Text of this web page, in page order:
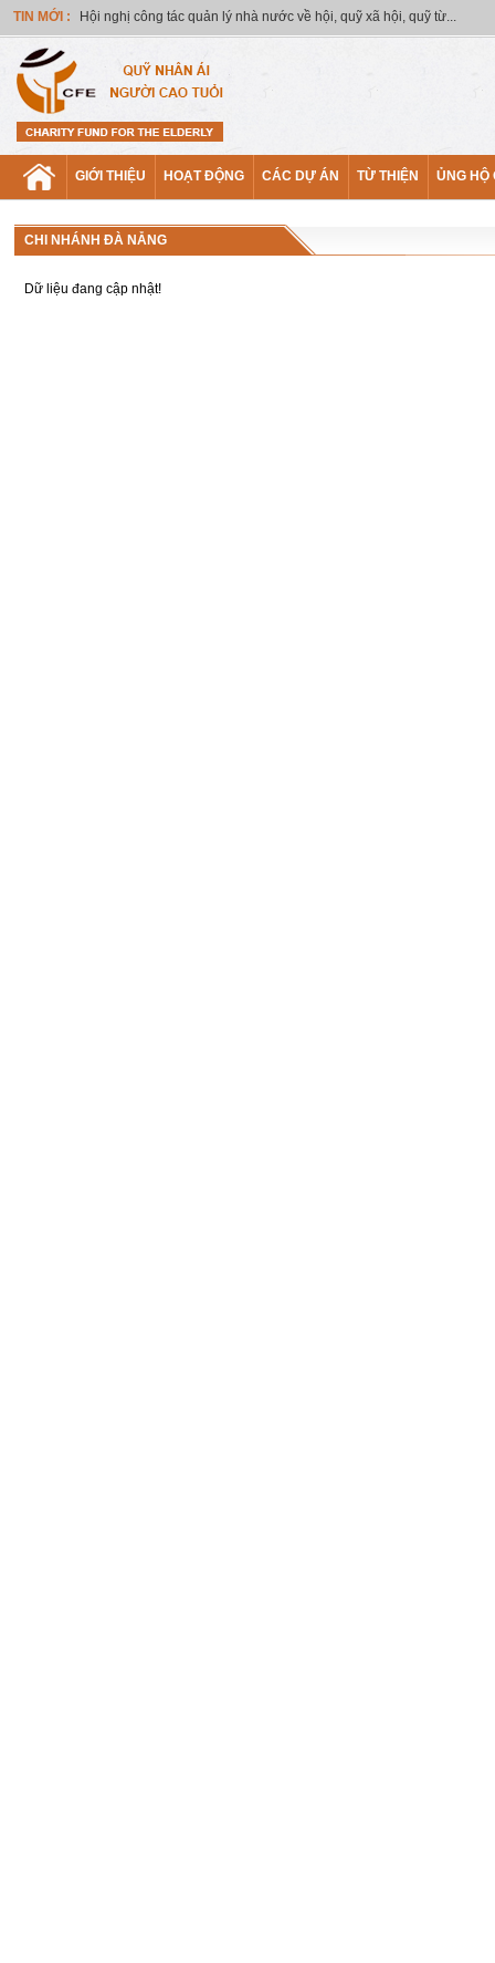
TIN MỚI : Hội nghị công tác quản lý nhà nước về hội, quỹ xã hội, quỹ từ...
GIỚI THIỆU HOẠT ĐỘNG CÁC DỰ ÁN TỪ THIỆN ỦNG HỘ
CHI NHÁNH ĐÀ NẴNG
Dữ liệu đang cập nhật!